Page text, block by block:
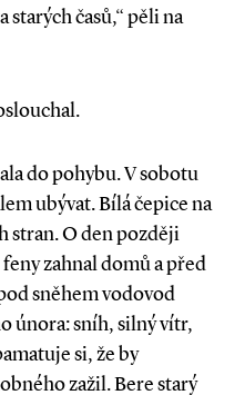
starých časů,“ pěli na
do pohybu. V sobotu
ubývat. Bílá čepice na
stran. O den později
zahnal domů a před
sněhem vodovod
února: sníh, silný vítr,
si, že by
zažil. Bere starý